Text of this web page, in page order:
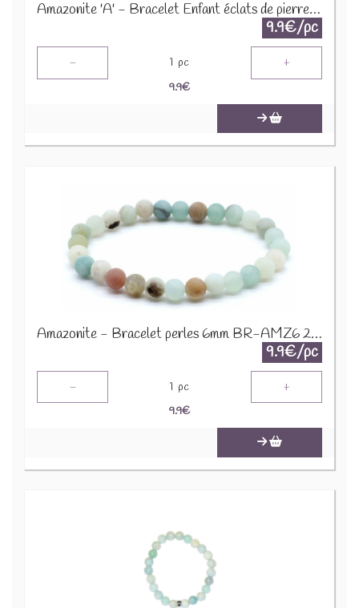
Amazonite 'A' - Bracelet Enfant éclats de pierres BRC-AMZX
9.9€/pc
- 1 pc +
9.9€
Amazonite - Bracelet perles 6mm BR-AMZ6 2274
9.9€/pc
- 1 pc +
9.9€